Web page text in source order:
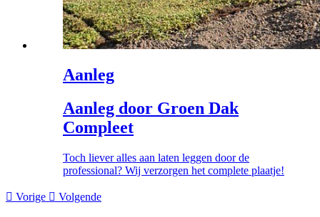
Aanleg
Aanleg door Groen Dak
Compleet
Toch liever alles aan laten leggen door de
professional? Wij verzorgen het complete plaatje!
 Vorige  Volgende